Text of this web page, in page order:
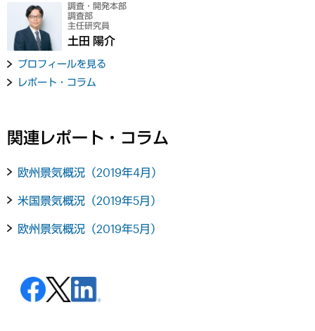
調査・開発本部
調査部
主任研究員
土田 陽介
プロフィールを見る
レポート・コラム
関連レポート・コラム
欧州景気概況（2019年4月）
米国景気概況（2019年5月）
欧州景気概況（2019年5月）